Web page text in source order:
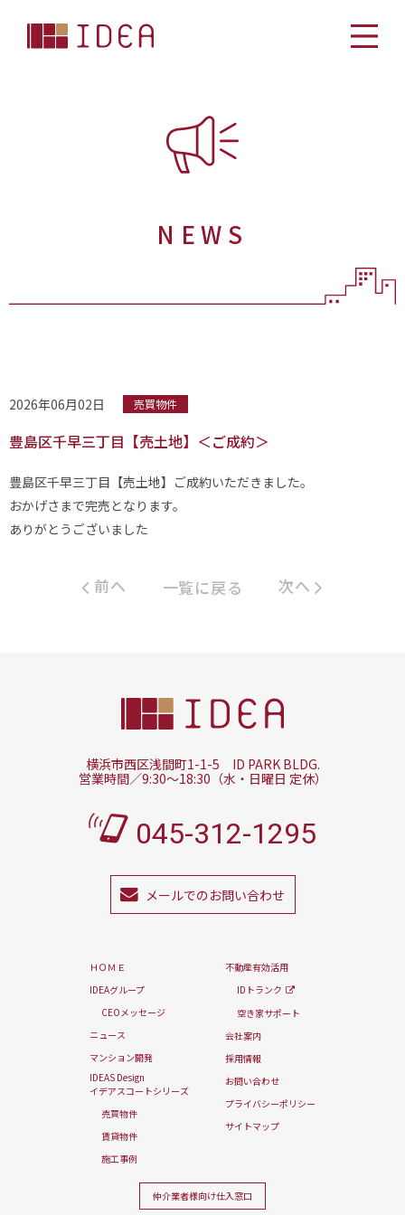
NEWS
2026年06月02日 売買物件
豊島区千早三丁目【売土地】＜ご成約＞
豊島区千早三丁目【売土地】ご成約いただきました。
おかげさまで完売となります。
ありがとうございました
前へ 一覧に戻る 次へ
横浜市西区浅間町1-1-5 ID PARK BLDG.
営業時間／9:30～18:30（水・日曜日 定休）
045-312-1295
メールでのお問い合わせ
ＨＯＭＥ
IDEAグループ
CEOメッセージ
ニュース
マンション開発
IDEAS Design
イデアスコートシリーズ
売買物件
賃貸物件
施工事例
不動産有効活用
IDトランク
空き家サポート
会社案内
採用情報
お問い合わせ
プライバシーポリシー
サイトマップ
仲介業者様向け仕入窓口